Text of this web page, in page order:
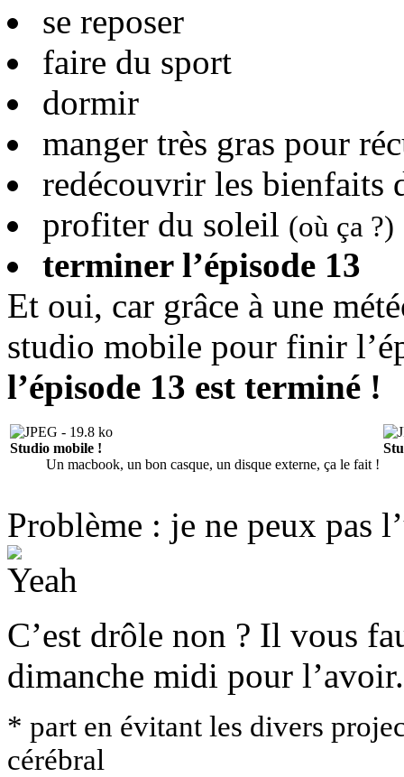
se reposer
faire du sport
dormir
manger très gras pour
redécouvrir les bienfaits
profiter du soleil (où ça ?)
terminer l’épisode 13
Et oui, car grâce à une
studio mobile pour finir
l’épisode 13 est terminé !
Studio mobile !
Un macbook, un bon casque, un disque externe, ça le fait !
Problème : je ne peux pas
C’est drôle non ? Il vous
dimanche midi pour l’avoir.
* part en évitant les divers
cérébral